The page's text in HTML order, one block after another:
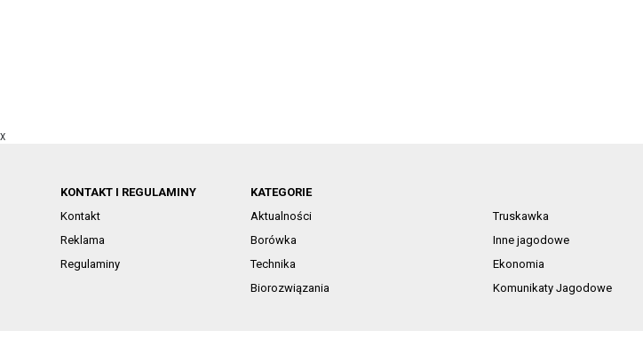
X
KONTAKT I REGULAMINY
Kontakt
Reklama
Regulaminy
KATEGORIE
Aktualności
Truskawka
Borówka
Inne jagodowe
Technika
Ekonomia
Biorozwiązania
Komunikaty Jagodowe